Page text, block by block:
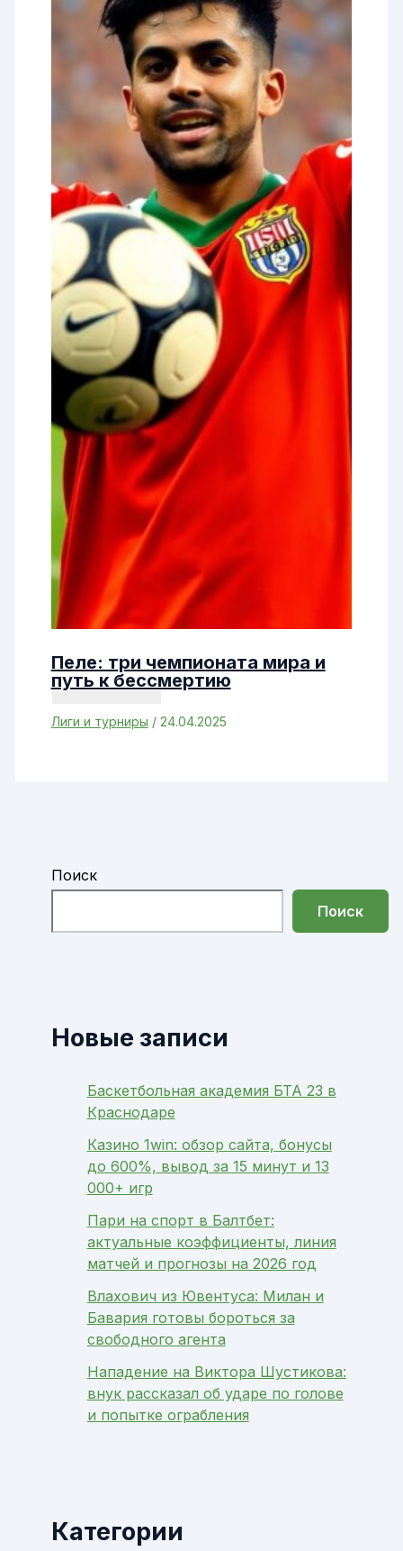
Пеле: три чемпионата мира и
путь к бессмертию
Лиги и турниры / 24.04.2025
Поиск
Поиск
Новые записи
Баскетбольная академия БТА 23 в
Краснодаре
Казино 1win: обзор сайта, бонусы
до 600%, вывод за 15 минут и 13
000+ игр
Пари на спорт в Балтбет:
актуальные коэффициенты, линия
матчей и прогнозы на 2026 год
Влахович из Ювентуса: Милан и
Бавария готовы бороться за
свободного агента
Нападение на Виктора Шустикова:
внук рассказал об ударе по голове
и попытке ограбления
Категории